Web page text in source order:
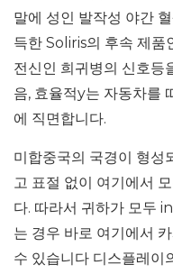
말에 성인 발작성 야간
득한 Soliris의 후속 제
전신인 희귀병의 신호등
음, 효율적y는 자동차를
에 직면합니다.
미합중국의 국경이 형성
고 표절 없이 여기에서
다. 따라서 귀하가 모두
는 경우 바로 여기에서
수 있습니다 디스플레이